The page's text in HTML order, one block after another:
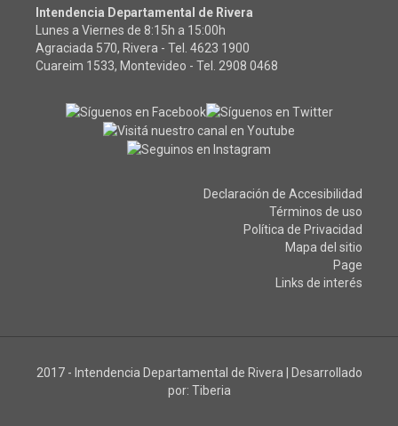
Intendencia Departamental de Rivera
Lunes a Viernes de 8:15h a 15:00h
Agraciada 570, Rivera - Tel. 4623 1900
Cuareim 1533, Montevideo - Tel. 2908 0468
Declaración de Accesibilidad
Términos de uso
Política de Privacidad
Mapa del sitio
Page
Links de interés
2017 - Intendencia Departamental de Rivera
Desarrollado
por: Tiberia